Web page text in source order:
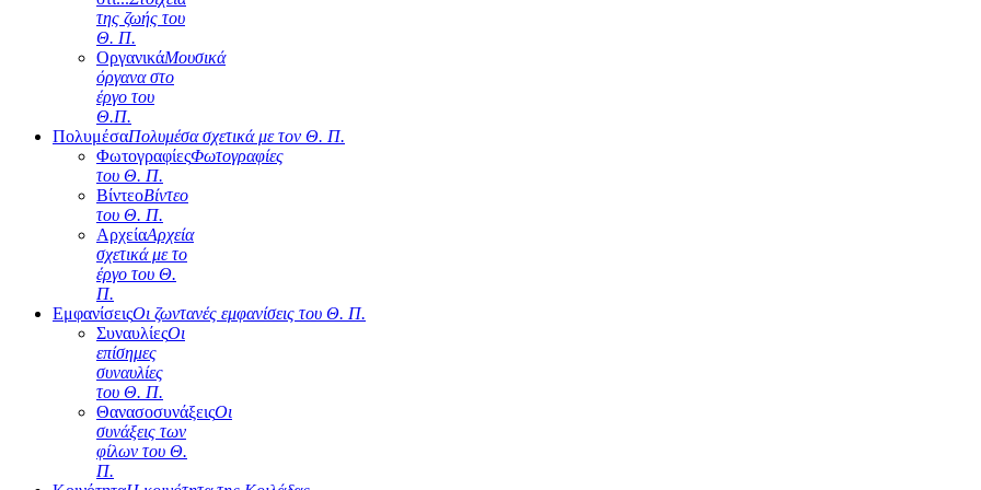
της ζωής του
Θ. Π.
ΟργανικάΜουσικά
όργανα στο
έργο του
Θ.Π.
ΠολυμέσαΠολυμέσα σχετικά με τον Θ. Π.
ΦωτογραφίεςΦωτογραφίες
του Θ. Π.
ΒίντεοΒίντεο
του Θ. Π.
ΑρχείαΑρχεία
σχετικά με το
έργο του Θ.
Π.
ΕμφανίσειςΟι ζωντανές εμφανίσεις του Θ. Π.
ΣυναυλίεςΟι
επίσημες
συναυλίες
του Θ. Π.
ΘανασοσυνάξειςΟι
συνάξεις των
φίλων του Θ.
Π.